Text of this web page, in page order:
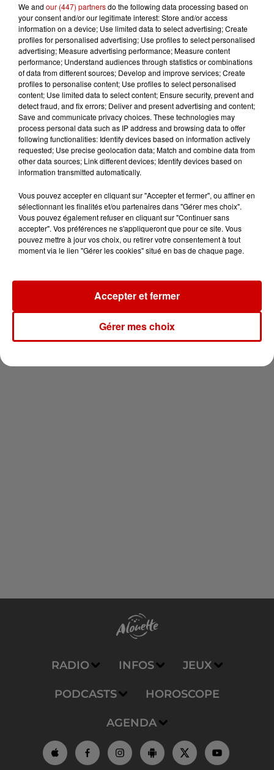
Gagnez vos entrées pour le
Musée du Sport Automobile au
Mans !
Alouette vous invite à
Futuroscope Xperiences !
Le Duel - Gagnez votre balade
en jet ski !
Newsletter
RADIO INFOS JEUX
PODCASTS HOROSCOPE
AGENDA
We and our (447) partnersdo the following data processing based on
your consent and/or our legitimate interest: Store and/or access
information on a device; Use limited data to select advertising; Create
profiles for personalised advertising; Use profiles to select personalised
advertising; Measure advertising performance; Measure content
performance; Understand audiences through statistics or combinations
of data from different sources; Develop and improve services; Create
profiles to personalise content; Use profiles to select personalised
content; Use limited data to select content; Ensure security, prevent and
detect fraud, and fix errors; Deliver and present advertising and content;
Save and communicate privacy choices. These technologies may
process personal data such as IP address and browsing data to offer
following functionalities: Identify devices based on information actively
requested; Use precise geolocation data; Match and combine data from
other data sources; Link different devices; Identify devices based on
information transmitted automatically.
Vous pouvez accepter en cliquant sur "Accepter et fermer", ou affiner en
sélectionnant les finalités et/ou partenaires dans "Gérer mes choix".
Vous pouvez également refuser en cliquant sur "Continuer sans
accepter". Vos préférences ne s'appliqueront que pour ce site. Vous
pouvez mettre à jour vos choix, ou retirer votre consentement à tout
moment via le lien "Gérer les cookies" situé en bas de chaque page.
Gérer mes choix
Accepter et fermer